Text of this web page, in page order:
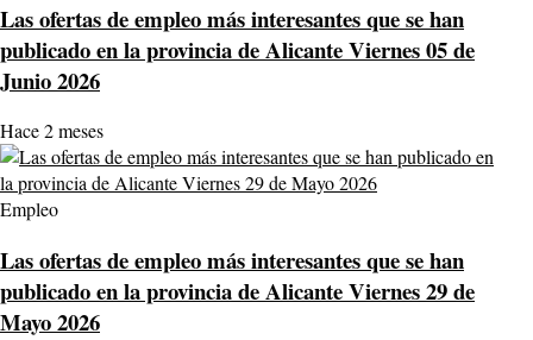
Las ofertas de empleo más interesantes que se han
publicado en la provincia de Alicante Viernes 05 de
Junio 2026
Hace 2 meses
Empleo
Las ofertas de empleo más interesantes que se han
publicado en la provincia de Alicante Viernes 29 de
Mayo 2026